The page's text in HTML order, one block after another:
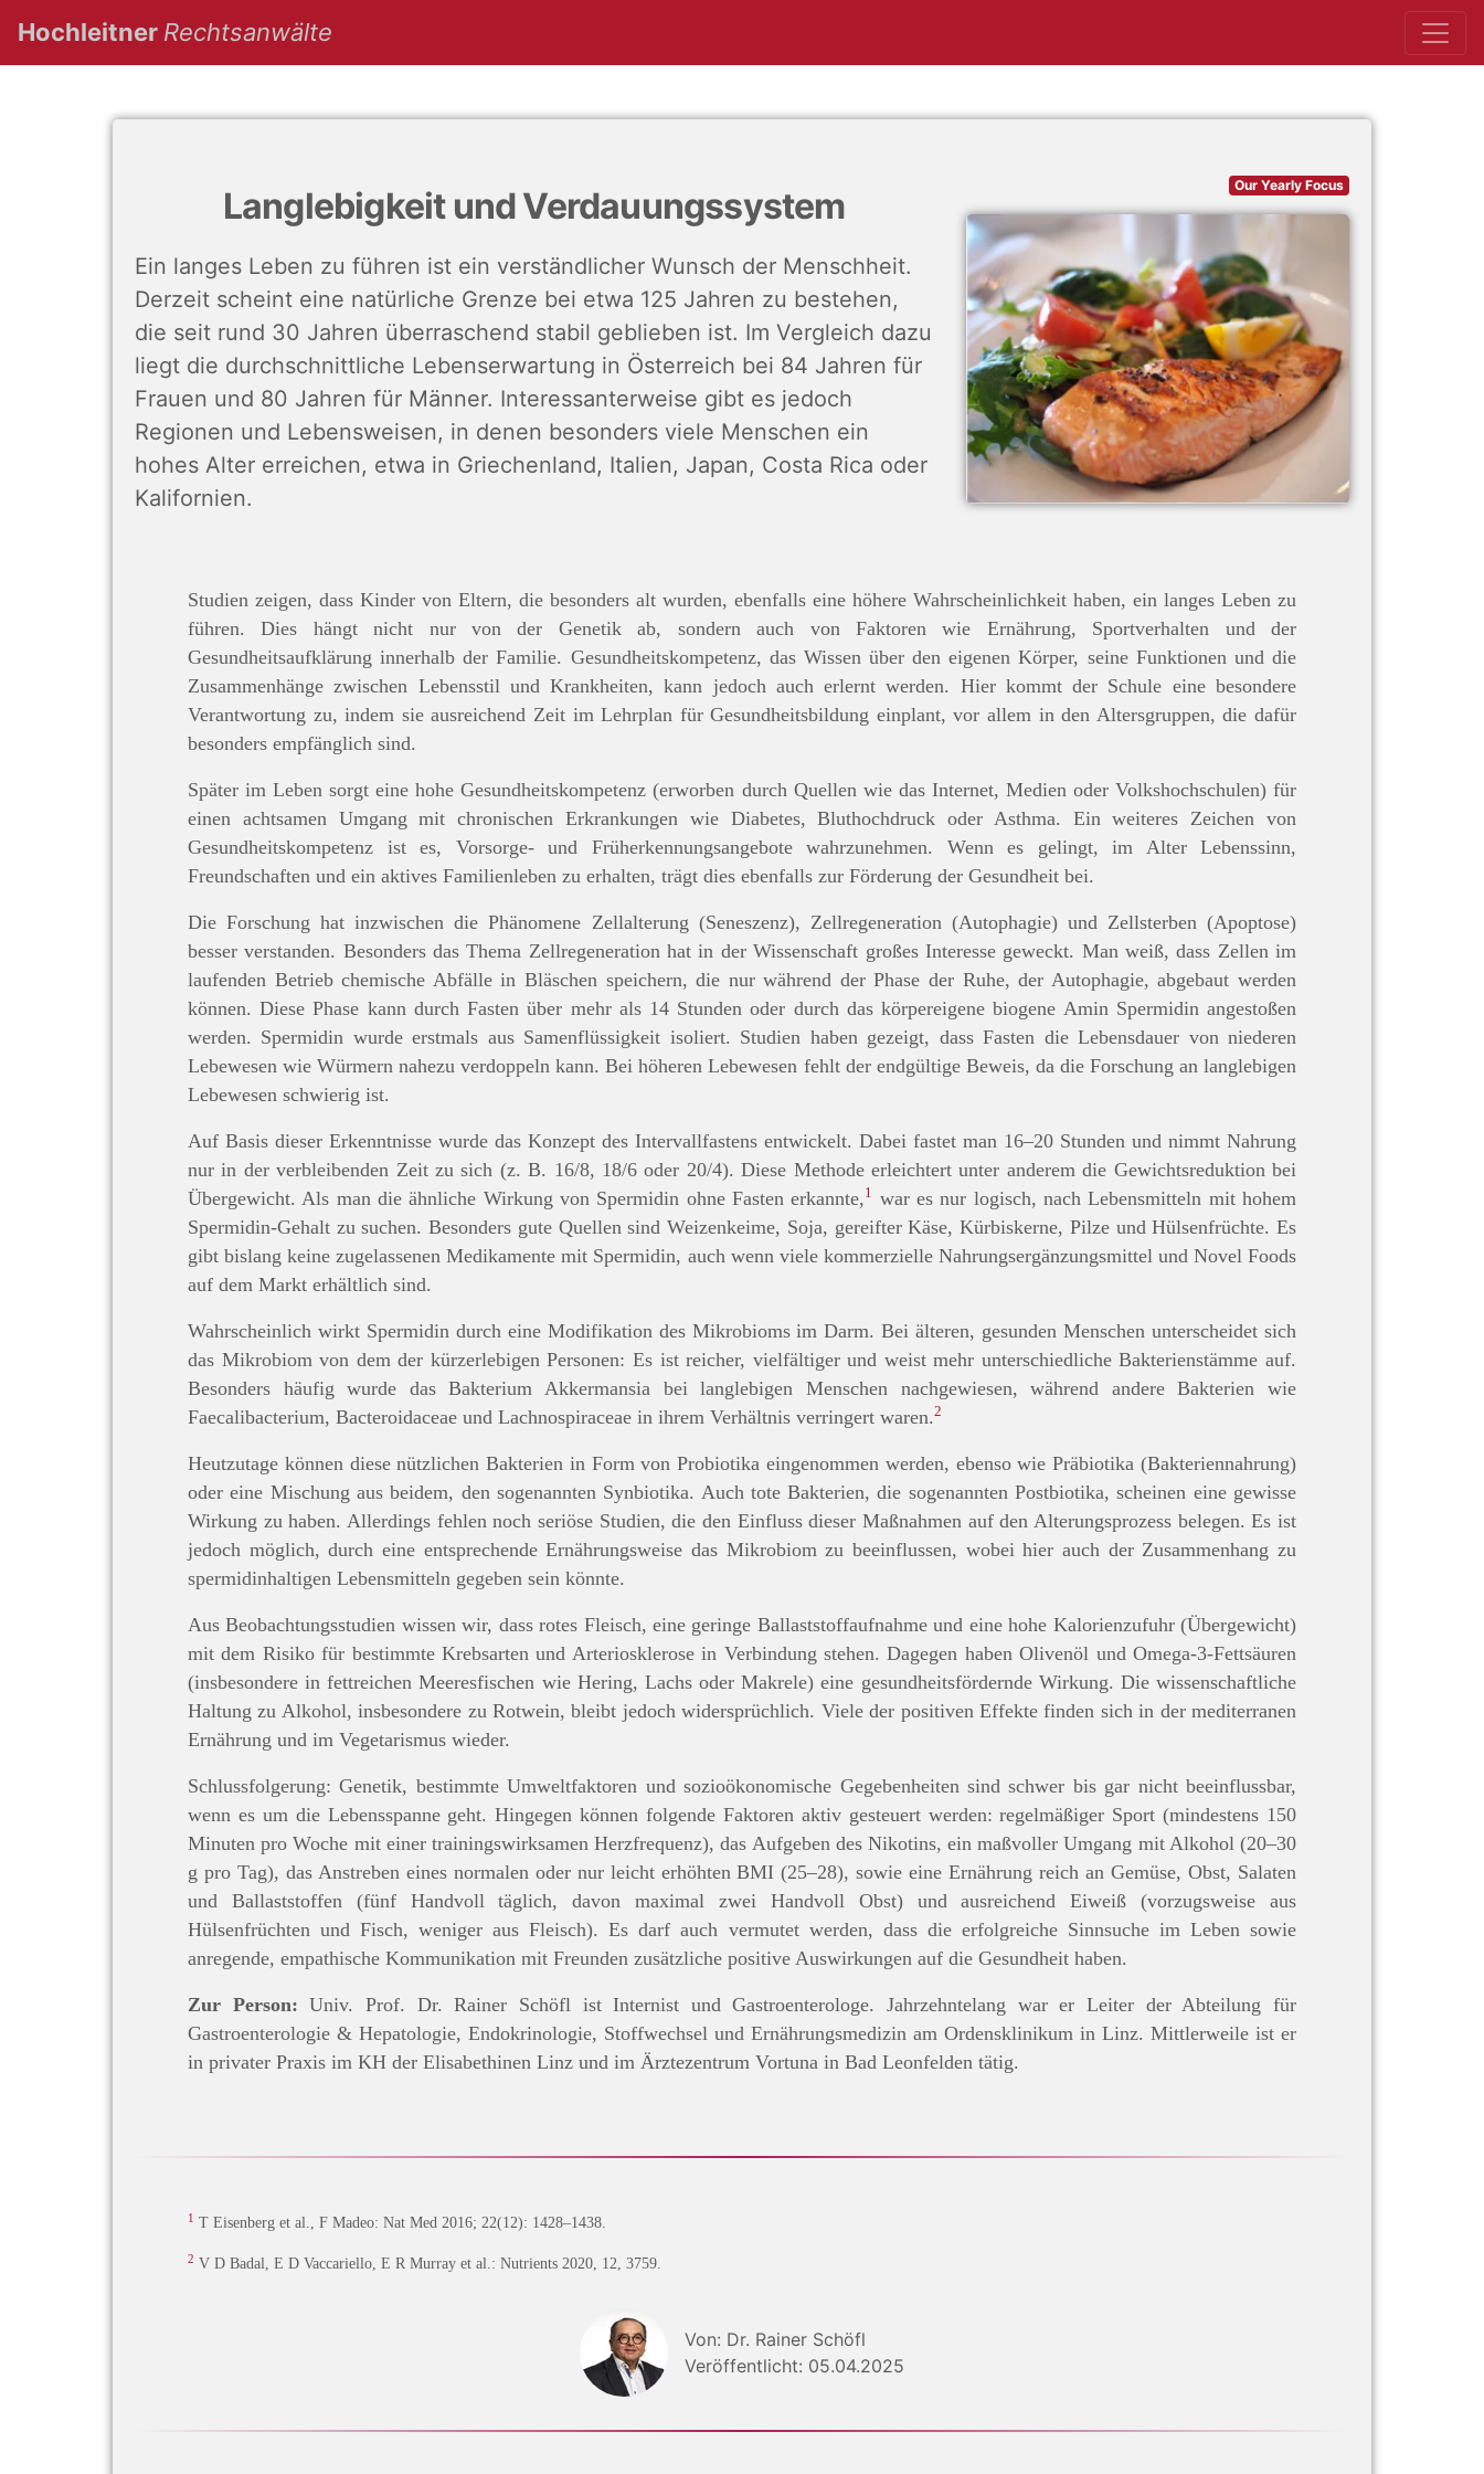
Hochleitner Rechtsanwälte
Langlebigkeit und Verdauungssystem
Ein langes Leben zu führen ist ein verständlicher Wunsch der Menschheit.
Derzeit scheint eine natürliche Grenze bei etwa 125 Jahren zu bestehen,
die seit rund 30 Jahren überraschend stabil geblieben ist. Im Vergleich dazu
liegt die durchschnittliche Lebenserwartung in Österreich bei 84 Jahren für
Frauen und 80 Jahren für Männer. Interessanterweise gibt es jedoch
Regionen und Lebensweisen, in denen besonders viele Menschen ein
hohes Alter erreichen, etwa in Griechenland, Italien, Japan, Costa Rica oder
Kalifornien.
Our Yearly Focus
Studien zeigen, dass Kinder von Eltern, die besonders alt wurden, ebenfalls eine höhere Wahrscheinlichkeit haben, ein langes Leben zu
führen. Dies hängt nicht nur von der Genetik ab, sondern auch von Faktoren wie Ernährung, Sportverhalten und der
Gesundheitsaufklärung innerhalb der Familie. Gesundheitskompetenz, das Wissen über den eigenen Körper, seine Funktionen und die
Zusammenhänge zwischen Lebensstil und Krankheiten, kann jedoch auch erlernt werden. Hier kommt der Schule eine besondere
Verantwortung zu, indem sie ausreichend Zeit im Lehrplan für Gesundheitsbildung einplant, vor allem in den Altersgruppen, die dafür
besonders empfänglich sind.
Später im Leben sorgt eine hohe Gesundheitskompetenz (erworben durch Quellen wie das Internet, Medien oder Volkshochschulen) für
einen achtsamen Umgang mit chronischen Erkrankungen wie Diabetes, Bluthochdruck oder Asthma. Ein weiteres Zeichen von
Gesundheitskompetenz ist es, Vorsorge- und Früherkennungsangebote wahrzunehmen. Wenn es gelingt, im Alter Lebenssinn,
Freundschaften und ein aktives Familienleben zu erhalten, trägt dies ebenfalls zur Förderung der Gesundheit bei.
Die Forschung hat inzwischen die Phänomene Zellalterung (Seneszenz), Zellregeneration (Autophagie) und Zellsterben (Apoptose)
besser verstanden. Besonders das Thema Zellregeneration hat in der Wissenschaft großes Interesse geweckt. Man weiß, dass Zellen im
laufenden Betrieb chemische Abfälle in Bläschen speichern, die nur während der Phase der Ruhe, der Autophagie, abgebaut werden
können. Diese Phase kann durch Fasten über mehr als 14 Stunden oder durch das körpereigene biogene Amin Spermidin angestoßen
werden. Spermidin wurde erstmals aus Samenflüssigkeit isoliert. Studien haben gezeigt, dass Fasten die Lebensdauer von niederen
Lebewesen wie Würmern nahezu verdoppeln kann. Bei höheren Lebewesen fehlt der endgültige Beweis, da die Forschung an langlebigen
Lebewesen schwierig ist.
Auf Basis dieser Erkenntnisse wurde das Konzept des Intervallfastens entwickelt. Dabei fastet man 16–20 Stunden und nimmt Nahrung
nur in der verbleibenden Zeit zu sich (z. B. 16/8, 18/6 oder 20/4). Diese Methode erleichtert unter anderem die Gewichtsreduktion bei
Übergewicht. Als man die ähnliche Wirkung von Spermidin ohne Fasten erkannte,1 war es nur logisch, nach Lebensmitteln mit hohem
Spermidin-Gehalt zu suchen. Besonders gute Quellen sind Weizenkeime, Soja, gereifter Käse, Kürbiskerne, Pilze und Hülsenfrüchte. Es
gibt bislang keine zugelassenen Medikamente mit Spermidin, auch wenn viele kommerzielle Nahrungsergänzungsmittel und Novel Foods
auf dem Markt erhältlich sind.
Wahrscheinlich wirkt Spermidin durch eine Modifikation des Mikrobioms im Darm. Bei älteren, gesunden Menschen unterscheidet sich
das Mikrobiom von dem der kürzerlebigen Personen: Es ist reicher, vielfältiger und weist mehr unterschiedliche Bakterienstämme auf.
Besonders häufig wurde das Bakterium Akkermansia bei langlebigen Menschen nachgewiesen, während andere Bakterien wie
Faecalibacterium, Bacteroidaceae und Lachnospiraceae in ihrem Verhältnis verringert waren.2
Heutzutage können diese nützlichen Bakterien in Form von Probiotika eingenommen werden, ebenso wie Präbiotika (Bakteriennahrung)
oder eine Mischung aus beidem, den sogenannten Synbiotika. Auch tote Bakterien, die sogenannten Postbiotika, scheinen eine gewisse
Wirkung zu haben. Allerdings fehlen noch seriöse Studien, die den Einfluss dieser Maßnahmen auf den Alterungsprozess belegen. Es ist
jedoch möglich, durch eine entsprechende Ernährungsweise das Mikrobiom zu beeinflussen, wobei hier auch der Zusammenhang zu
spermidinhaltigen Lebensmitteln gegeben sein könnte.
Aus Beobachtungsstudien wissen wir, dass rotes Fleisch, eine geringe Ballaststoffaufnahme und eine hohe Kalorienzufuhr (Übergewicht)
mit dem Risiko für bestimmte Krebsarten und Arteriosklerose in Verbindung stehen. Dagegen haben Olivenöl und Omega-3-Fettsäuren
(insbesondere in fettreichen Meeresfischen wie Hering, Lachs oder Makrele) eine gesundheitsfördernde Wirkung. Die wissenschaftliche
Haltung zu Alkohol, insbesondere zu Rotwein, bleibt jedoch widersprüchlich. Viele der positiven Effekte finden sich in der mediterranen
Ernährung und im Vegetarismus wieder.
Schlussfolgerung: Genetik, bestimmte Umweltfaktoren und sozioökonomische Gegebenheiten sind schwer bis gar nicht beeinflussbar,
wenn es um die Lebensspanne geht. Hingegen können folgende Faktoren aktiv gesteuert werden: regelmäßiger Sport (mindestens 150
Minuten pro Woche mit einer trainingswirksamen Herzfrequenz), das Aufgeben des Nikotins, ein maßvoller Umgang mit Alkohol (20–30
g pro Tag), das Anstreben eines normalen oder nur leicht erhöhten BMI (25–28), sowie eine Ernährung reich an Gemüse, Obst, Salaten
und Ballaststoffen (fünf Handvoll täglich, davon maximal zwei Handvoll Obst) und ausreichend Eiweiß (vorzugsweise aus
Hülsenfrüchten und Fisch, weniger aus Fleisch). Es darf auch vermutet werden, dass die erfolgreiche Sinnsuche im Leben sowie
anregende, empathische Kommunikation mit Freunden zusätzliche positive Auswirkungen auf die Gesundheit haben.
Zur Person:Univ. Prof. Dr. Rainer Schöfl ist Internist und Gastroenterologe. Jahrzehntelang war er Leiter der Abteilung für
Gastroenterologie & Hepatologie, Endokrinologie, Stoffwechsel und Ernährungsmedizin am Ordensklinikum in Linz. Mittlerweile ist er
in privater Praxis im KH der Elisabethinen Linz und im Ärztezentrum Vortuna in Bad Leonfelden tätig.
1 T Eisenberg et al., F Madeo: Nat Med 2016; 22(12): 1428–1438.
2 V D Badal, E D Vaccariello, E R Murray et al.: Nutrients 2020, 12, 3759.
Von: Dr. Rainer Schöfl
Veröffentlicht: 05.04.2025